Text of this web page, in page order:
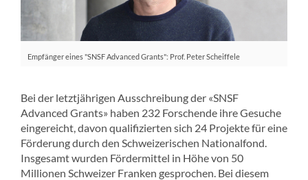
Empfänger eines "SNSF Advanced Grants": Prof. Peter Scheiffele
Bei der letztjährigen Ausschreibung der «SNSF
Advanced Grants» haben 232 Forschende ihre Gesuche
eingereicht, davon qualifizierten sich 24 Projekte für eine
Förderung durch den Schweizerischen Nationalfond.
Insgesamt wurden Fördermittel in Höhe von 50
Millionen Schweizer Franken gesprochen. Bei diesem